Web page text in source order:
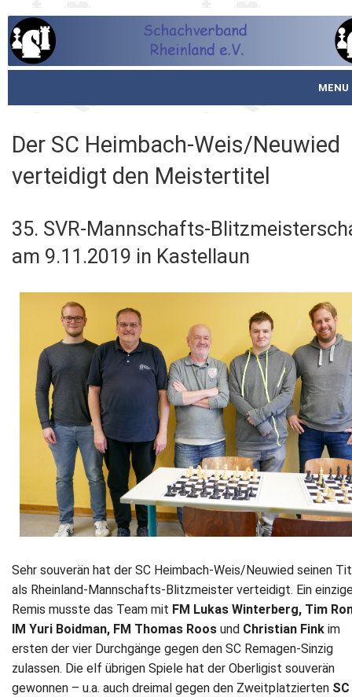
MENU
Schachjugend
Service
Newsletter
Kontakt
Impressum
Datenschutz
Der SC Heimbach-Weis/Neuwied
verteidigt den Meistertitel
35. SVR-Mannschafts-
am 9.11.2019 in Kastellaun
Sehr souverän hat der SC Heimbach-Weis/Neuwied seinen
als Rheinland-Mannschafts-Blitzmeister verteidigt. Ein
Remis musste das Team mit FM Lukas Winterberg, Tim
IM Yuri Boidman, FM Thomas Roos und Christian Fink im
ersten der vier Durchgänge gegen den SC Remagen-Sinzig
zulassen. Die elf übrigen Spiele hat der Oberligist souverän
gewonnen – u.a. auch dreimal gegen den Zweitplatzierten SC